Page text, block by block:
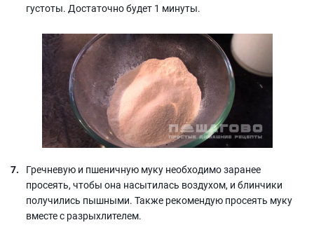
густоты. Достаточно будет 1 минуты.
Гречневую и пшеничную муку необходимо заранее
просеять, чтобы она насытилась воздухом, и блинчики
получились пышными. Также рекомендую просеять муку
вместе с разрыхлителем.